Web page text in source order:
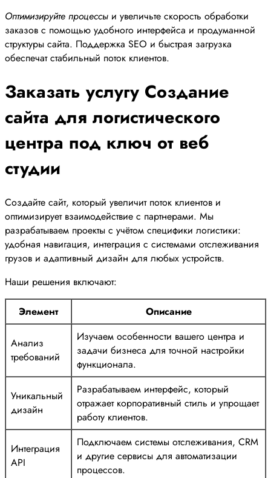
Оптимизируйте процессы и увеличьте скорость обработки
заказов с помощью удобного интерфейса и продуманной
структуры сайта. Поддержка SEO и быстрая загрузка
обеспечат стабильный поток клиентов.
Заказать услугу Создание
сайта для логистического
центра под ключ от веб
студии
Создайте сайт, который увеличит поток клиентов и
оптимизирует взаимодействие с партнерами. Мы
разрабатываем проекты с учётом специфики логистики:
удобная навигация, интеграция с системами отслеживания
грузов и адаптивный дизайн для любых устройств.
Наши решения включают:
Элемент Описание
Анализ
требований
Изучаем особенности вашего центра и
задачи бизнеса для точной настройки
функционала.
Уникальный
дизайн
Разрабатываем интерфейс, который
отражает корпоративный стиль и упрощает
работу клиентов.
Интеграция
API
Подключаем системы отслеживания, CRM
и другие сервисы для автоматизации
процессов.